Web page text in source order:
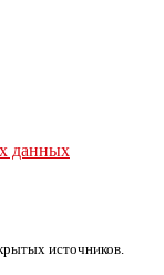
данных
источников.